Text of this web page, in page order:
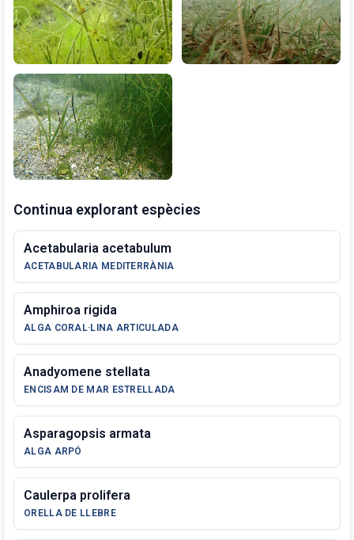
Continua explorant espècies
Acetabularia acetabulum
ACETABULARIA MEDITERRÀNIA
Amphiroa rigida
ALGA CORAL·LINA ARTICULADA
Anadyomene stellata
ENCISAM DE MAR ESTRELLADA
Asparagopsis armata
ALGA ARPÓ
Caulerpa prolifera
ORELLA DE LLEBRE